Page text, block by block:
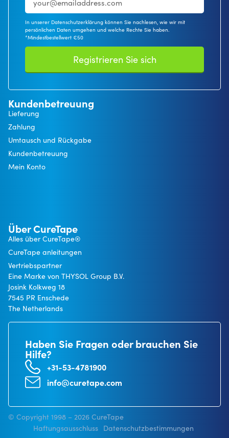
In unserer Datenschutzerklärung können Sie nachlesen, wie wir mit
persönlichen Daten umgehen und welche Rechte Sie haben.
*Mindestbestellwert €50
Registrieren Sie sich
Kundenbetreuung
Lieferung
Zahlung
Umtausch und Rückgabe
Kundenbetreuung
Mein Konto
Über CureTape
Alles über CureTape®
CureTape anleitungen
Vertriebspartner
Eine Marke von THYSOL Group B.V.
Josink Kolkweg 18
7545 PR Enschede
The Netherlands
Haben Sie Fragen oder brauchen Sie
Hilfe?
+31-53-4781900
info@curetape.com
© Copyright 1998 – 2026 CureTape
Haftungsausschluss
Datenschutzbestimmungen